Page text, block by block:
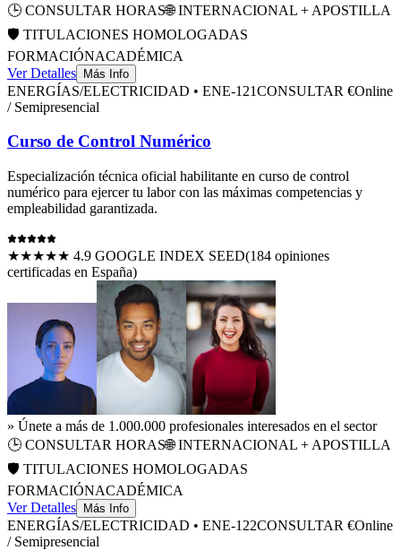
🕒 CONSULTAR HORAS🌐 INTERNACIONAL + APOSTILLA
🛡️ TITULACIONES HOMOLOGADAS
FORMACIÓNACADÉMICA
Ver Detalles Más Info
ENERGÍAS/ELECTRICIDAD • ENE-121CONSULTAR €Online
/ Semipresencial
Curso de Control Numérico
Especialización técnica oficial habilitante en curso de control
numérico para ejercer tu labor con las máximas competencias y
empleabilidad garantizada.
★★★★★ 4.9 GOOGLE INDEX SEED(184 opiniones
certificadas en España)
» Únete a más de 1.000.000 profesionales interesados en el sector
🕒 CONSULTAR HORAS🌐 INTERNACIONAL + APOSTILLA
🛡️ TITULACIONES HOMOLOGADAS
FORMACIÓNACADÉMICA
Ver Detalles
Más Info
ENERGÍAS/ELECTRICIDAD • ENE-122CONSULTAR €Online
/ Semipresencial